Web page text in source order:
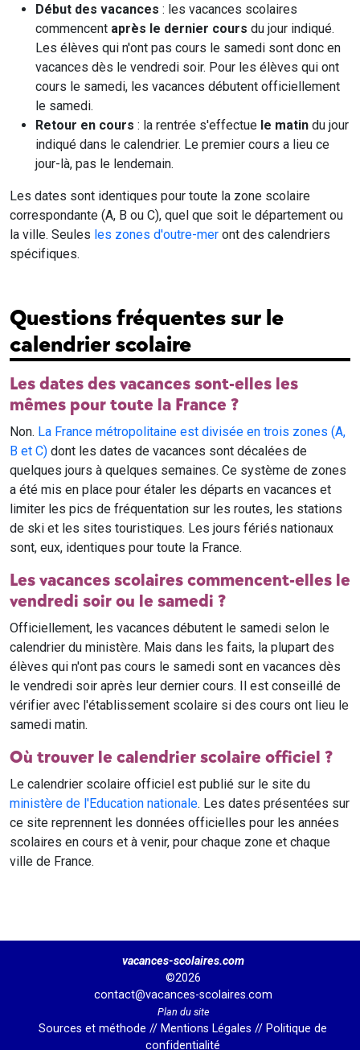
Début des vacances : les vacances scolaires
commencent après le dernier cours du jour indiqué.
Les élèves qui n'ont pas cours le samedi sont donc en
vacances dès le vendredi soir. Pour les élèves qui ont
cours le samedi, les vacances débutent officiellement
le samedi.
Retour en cours : la rentrée s'effectue le matin du jour
indiqué dans le calendrier. Le premier cours a lieu ce
jour-là, pas le lendemain.
Les dates sont identiques pour toute la zone scolaire
correspondante (A, B ou C), quel que soit le département ou
la ville. Seules les zones d'outre-mer ont des calendriers
spécifiques.
Questions fréquentes sur le
calendrier scolaire
Les dates des vacances sont-elles les
mêmes pour toute la France ?
Non. La France métropolitaine est divisée en trois zones (A,
B et C) dont les dates de vacances sont décalées de
quelques jours à quelques semaines. Ce système de zones
a été mis en place pour étaler les départs en vacances et
limiter les pics de fréquentation sur les routes, les stations
de ski et les sites touristiques. Les jours fériés nationaux
sont, eux, identiques pour toute la France.
Les vacances scolaires commencent-elles le
vendredi soir ou le samedi ?
Officiellement, les vacances débutent le samedi selon le
calendrier du ministère. Mais dans les faits, la plupart des
élèves qui n'ont pas cours le samedi sont en vacances dès
le vendredi soir après leur dernier cours. Il est conseillé de
vérifier avec l'établissement scolaire si des cours ont lieu le
samedi matin.
Où trouver le calendrier scolaire officiel ?
Le calendrier scolaire officiel est publié sur le site du
ministère de l'Education nationale. Les dates présentées sur
ce site reprennent les données officielles pour les années
scolaires en cours et à venir, pour chaque zone et chaque
ville de France.
vacances-scolaires.com
©2026
contact@vacances-scolaires.com
Plan du site
Sources et méthode // Mentions Légales // Politique de
confidentialité